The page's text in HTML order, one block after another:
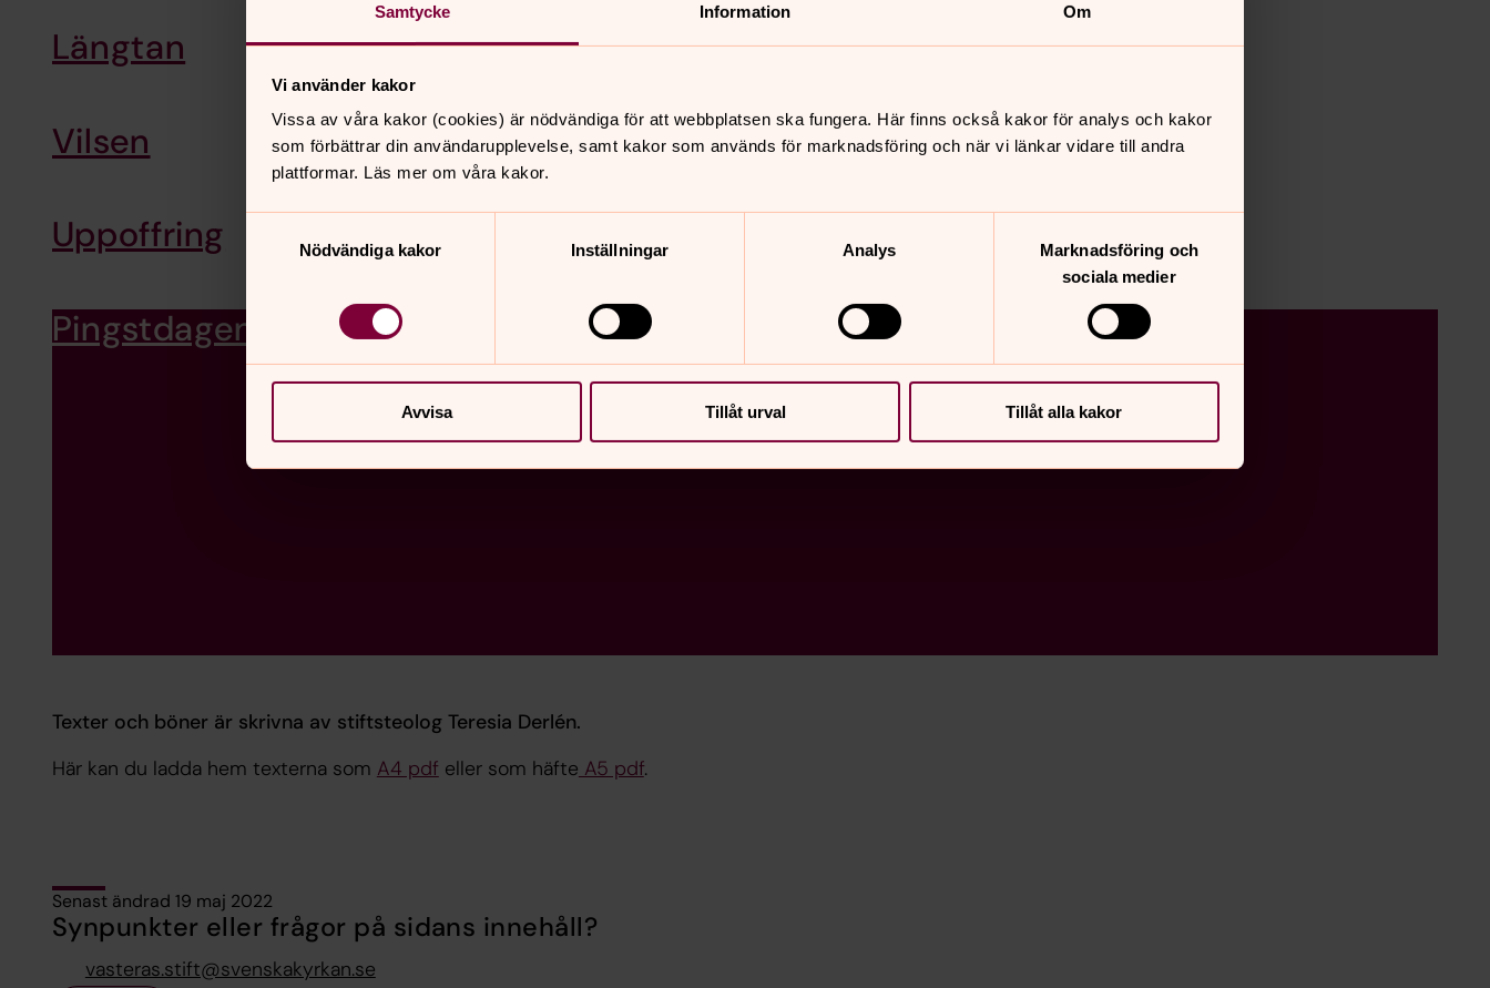
Samtycke Information Om
Vi använder kakor
Vissa av våra kakor (cookies) är nödvändiga för att webbplatsen ska fungera. Här finns också kakor för analys och kakor
som förbättrar din användarupplevelse, samt kakor som används för marknadsföring och när vi länkar vidare till andra
plattformar. Läs mer om våra kakor.
Nödvändiga kakor
Inställningar Analys
Marknadsföring och
sociala medier
Avvisa Tillåt urval Tillåt alla kakor
Längtan Tacksamhet Försoning
Vilsen Hjälp Kärlek
Uppoffring Glädje Stillhet
Pingstdagen
Texter och böner är skrivna av stiftsteolog Teresia Derlén.
Här kan du ladda hem texterna som A4 pdf eller som häfte A5 pdf.
Senast ändrad 19 maj 2022
Synpunkter eller frågor på sidans innehåll?
vasteras.stift@svenskakyrkan.se